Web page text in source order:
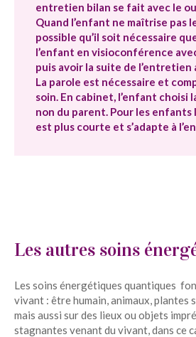
entretien bilan se fait avec le
Quand l’enfant ne maîtrise pas
possible qu’il soit nécessaire
l’enfant en visioconférence
puis avoir la suite de l’entretien
La parole est nécessaire et
soin. En cabinet, l’enfant choisi
non du parent. Pour les enfants
est plus courte et s’adapte à
Les autres soins
Les soins énergétiques quantiques
vivant : être humain, animaux, plantes
mais aussi sur des lieux ou objets
stagnantes venant du vivant, dans ce